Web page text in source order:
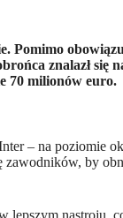
Pomimo
znalazł się
70 milionów euro.
– na poziomie
zawodników, by